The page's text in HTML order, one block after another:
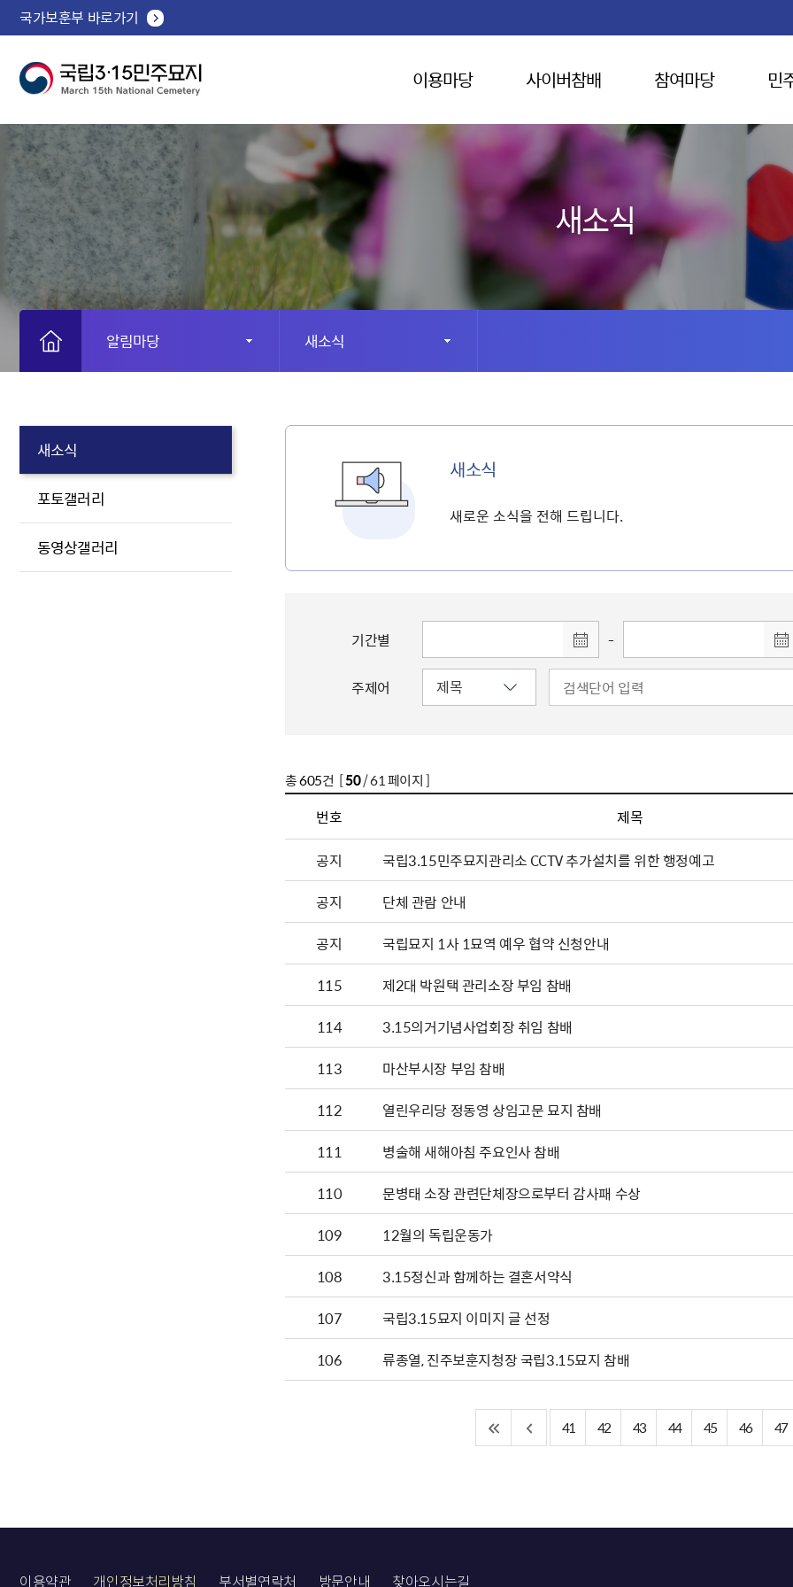
국가보훈부 바로가기
이용마당 사이버참배 참여마당 민
새소식
알림마당 새소식
새소식
포토갤러리
동영상갤러리
새소식
새로운 소식을 전해 드립니다.
기간별 -
주제어
총605건 [50/ 61 페이지 ]
번호 제목
공지
국립3.15민주묘지관리소 CCTV 추가설치를 위한 행정예고
공지
단체 관람 안내
공지
국립묘지 1사 1묘역 예우 협약 신청안내
115
제2대 박원택 관리소장 부임 참배
114
3.15의거기념사업회장 취임 참배
113
마산부시장 부임 참배
112
열린우리당 정동영 상임고문 묘지 참배
111
병술해 새해아침 주요인사 참배
110
문병태 소장 관련단체장으로부터 감사패 수상
109
12월의 독립운동가
108
3.15정신과 함께하는 결혼서약식
107
국립3.15묘지 이미지 글 선정
106
류종열, 진주보훈지청장 국립3.15묘지 참배
41 42 43 44 45 46 47
이용약관 개인정보처리방침 부서별연락처 방문안내 찾아오시는길